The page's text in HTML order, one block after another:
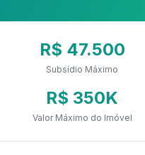
R$ 47.500
Subsídio Máximo
R$ 350K
Valor Máximo do Imóvel